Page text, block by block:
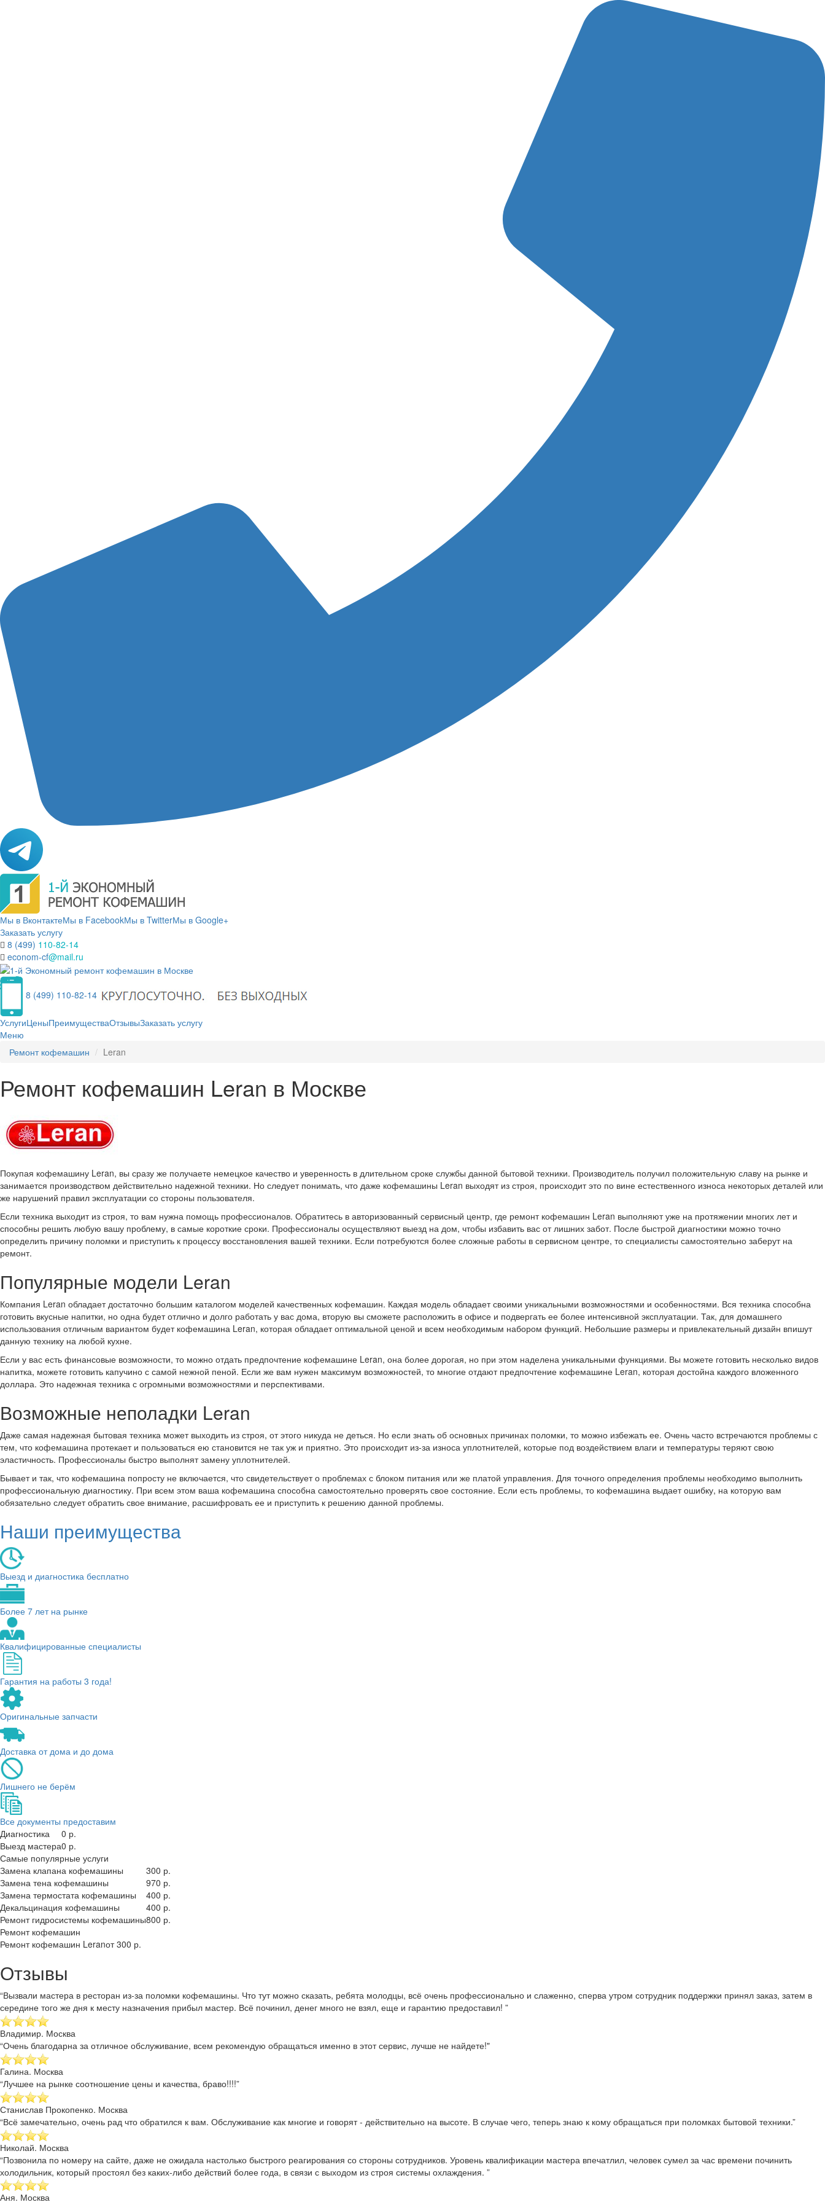
Мы в ВконтактеМы в FacebookМы в TwitterМы в Google+
Заказать услугу
8 (499) 110-82-14
econom-cf@mail.ru
8 (499) 110-82-14
УслугиЦеныПреимуществаОтзывыЗаказать услугу
Меню
Ремонт кофемашин
Leran
Ремонт кофемашин Leran в Москве
Покупая кофемашину Leran, вы сразу же получаете немецкое качество и уверенность в длительном сроке службы данной бытовой техники. Производитель получил положительную славу на рынке и
занимается производством действительно надежной техники. Но следует понимать, что даже кофемашины Leran выходят из строя, происходит это по вине естественного износа некоторых деталей или
же нарушений правил эксплуатации со стороны пользователя.
Если техника выходит из строя, то вам нужна помощь профессионалов. Обратитесь в авторизованный сервисный центр, где ремонт кофемашин Leran выполняют уже на протяжении многих лет и
способны решить любую вашу проблему, в самые короткие сроки. Профессионалы осуществляют выезд на дом, чтобы избавить вас от лишних забот. После быстрой диагностики можно точно
определить причину поломки и приступить к процессу восстановления вашей техники. Если потребуются более сложные работы в сервисном центре, то специалисты самостоятельно заберут на
ремонт.
Популярные модели Leran
Компания Leran обладает достаточно большим каталогом моделей качественных кофемашин. Каждая модель обладает своими уникальными возможностями и особенностями. Вся техника способна
готовить вкусные напитки, но одна будет отлично и долго работать у вас дома, вторую вы сможете расположить в офисе и подвергать ее более интенсивной эксплуатации. Так, для домашнего
использования отличным вариантом будет кофемашина Leran, которая обладает оптимальной ценой и всем необходимым набором функций. Небольшие размеры и привлекательный дизайн впишут
данную технику на любой кухне.
Если у вас есть финансовые возможности, то можно отдать предпочтение кофемашине Leran, она более дорогая, но при этом наделена уникальными функциями. Вы можете готовить несколько видов
напитка, можете готовить капучино с самой нежной пеной. Если же вам нужен максимум возможностей, то многие отдают предпочтение кофемашине Leran, которая достойна каждого вложенного
доллара. Это надежная техника с огромными возможностями и перспективами.
Возможные неполадки Leran
Даже самая надежная бытовая техника может выходить из строя, от этого никуда не деться. Но если знать об основных причинах поломки, то можно избежать ее. Очень часто встречаются проблемы с
тем, что кофемашина протекает и пользоваться ею становится не так уж и приятно. Это происходит из-за износа уплотнителей, которые под воздействием влаги и температуры теряют свою
эластичность. Профессионалы быстро выполнят замену уплотнителей.
Бывает и так, что кофемашина попросту не включается, что свидетельствует о проблемах с блоком питания или же платой управления. Для точного определения проблемы необходимо выполнить
профессиональную диагностику. При всем этом ваша кофемашина способна самостоятельно проверять свое состояние. Если есть проблемы, то кофемашина выдает ошибку, на которую вам
обязательно следует обратить свое внимание, расшифровать ее и приступить к решению данной проблемы.
Наши преимущества
Выезд и диагностика бесплатно
Более 7 лет на рынке
Квалифицированные специалисты
Гарантия на работы 3 года!
Оригинальные запчасти
Доставка от дома и до дома
Лишнего не берём
Все документы предоставим
Диагностика
0 р.
Выезд мастера0 р.
Самые популярные услуги
Замена клапана кофемашины
300 р.
Замена тена кофемашины
970 р.
Замена термостата кофемашины
400 р.
Декальцинация кофемашины
400 р.
Ремонт гидросистемы кофемашины800 р.
Ремонт кофемашин
Ремонт кофемашин Leranот 300 р.
Отзывы
“Вызвали мастера в ресторан из-за поломки кофемашины. Что тут можно сказать, ребята молодцы, всё очень профессионально и слаженно, сперва утром сотрудник поддержки принял заказ, затем в
середине того же дня к месту назначения прибыл мастер. Всё починил, денег много не взял, еще и гарантию предоставил! ”
Владимир. Москва
“Очень благодарна за отличное обслуживание, всем рекомендую обращаться именно в этот сервис, лучше не найдете!"
Галина. Москва
“Лучшее на рынке соотношение цены и качества, браво!!!!”
Станислав Прокопенко. Москва
“Всё замечательно, очень рад что обратился к вам. Обслуживание как многие и говорят - действительно на высоте. В случае чего, теперь знаю к кому обращаться при поломках бытовой техники.”
Николай. Москва
“Позвонила по номеру на сайте, даже не ожидала настолько быстрого реагирования со стороны сотрудников. Уровень квалификации мастера впечатлил, человек сумел за час времени починить
холодильник, который простоял без каких-либо действий более года, в связи с выходом из строя системы охлаждения. ”
Аня. Москва